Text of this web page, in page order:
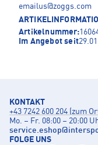
emailus@zoggs.com
Artikelnummer:
Im Angebot seit
KONTAKT
+43 7242 600 204 (zum
Mo. – Fr. 08:00 – 20:00
service.eshop@
FOLGE UNS